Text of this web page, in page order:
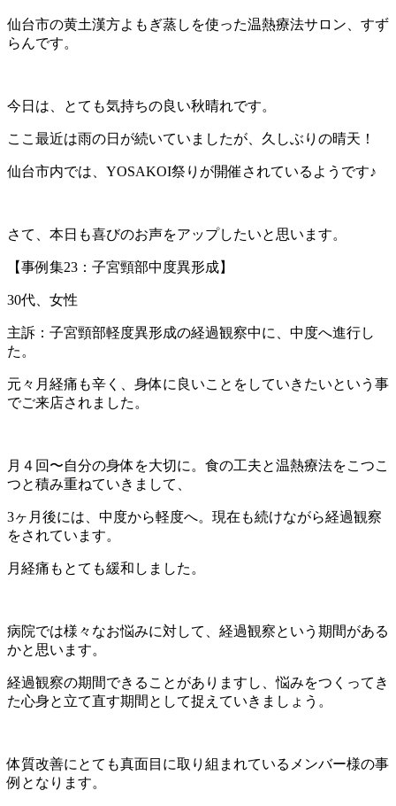
仙台市の黄土漢方よもぎ蒸しを使った温熱療法サロン、すず
らんです。
今日は、とても気持ちの良い秋晴れです。
ここ最近は雨の日が続いていましたが、久しぶりの晴天！
仙台市内では、YOSAKOI祭りが開催されているようです♪
さて、本日も喜びのお声をアップしたいと思います。
【事例集23：子宮頸部中度異形成】
30代、女性
主訴：子宮頸部軽度異形成の経過観察中に、中度へ進行し
た。
元々月経痛も辛く、身体に良いことをしていきたいという事
でご来店されました。
月４回〜自分の身体を大切に。食の工夫と温熱療法をこつこ
つと積み重ねていきまして、
3ヶ月後には、中度から軽度へ。現在も続けながら経過観察
をされています。
月経痛もとても緩和しました。
病院では様々なお悩みに対して、経過観察という期間がある
かと思います。
経過観察の期間できることがありますし、悩みをつくってき
た心身と立て直す期間として捉えていきましょう。
体質改善にとても真面目に取り組まれているメンバー様の事
例となります。